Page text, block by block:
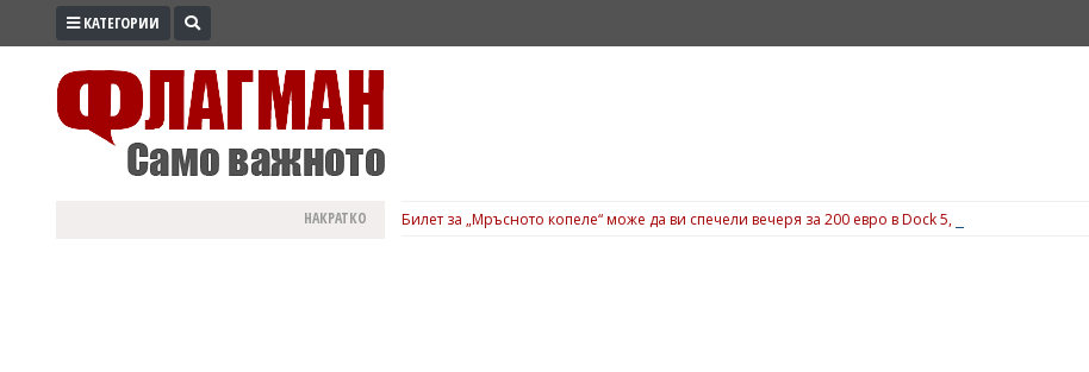
ПРОМО
КАТЕГОРИИ
НАКРАТКО Билет за „Мръсното копеле“ може да ви спечели вечеря за 200 евро в Dock 5, вижте подробности